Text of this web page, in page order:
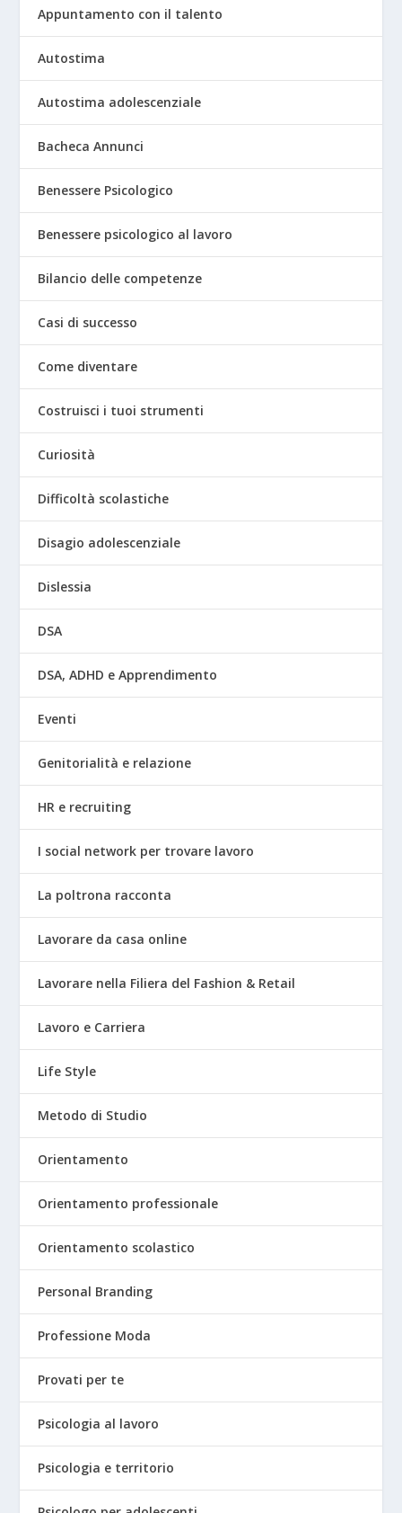
Appuntamento con il talento
Autostima
Autostima adolescenziale
Bacheca Annunci
Benessere Psicologico
Benessere psicologico al lavoro
Bilancio delle competenze
Casi di successo
Come diventare
Costruisci i tuoi strumenti
Curiosità
Difficoltà scolastiche
Disagio adolescenziale
Dislessia
DSA
DSA, ADHD e Apprendimento
Eventi
Genitorialità e relazione
HR e recruiting
I social network per trovare lavoro
La poltrona racconta
Lavorare da casa online
Lavorare nella Filiera del Fashion & Retail
Lavoro e Carriera
Life Style
Metodo di Studio
Orientamento
Orientamento professionale
Orientamento scolastico
Personal Branding
Professione Moda
Provati per te
Psicologia al lavoro
Psicologia e territorio